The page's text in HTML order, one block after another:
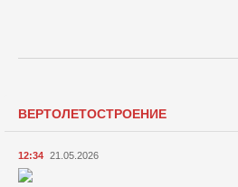
ВЕРТОЛЕТОСТРОЕНИЕ
12:34 21.05.2026